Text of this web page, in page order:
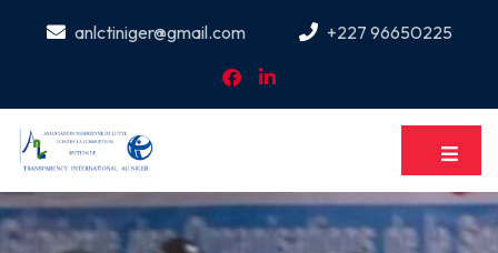
anlctiniger@gmail.com +227 96650225